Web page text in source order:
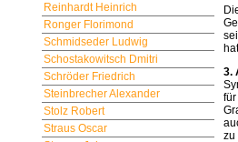
Reinhardt Heinrich
Ronger Florimond
Schmidseder Ludwig
Schostakowitsch Dmitri
Schröder Friedrich
Steinbrecher Alexander
Stolz Robert
Straus Oscar
3.
zu